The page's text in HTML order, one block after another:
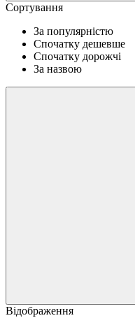
Сортування
За популярністю
Спочатку дешевше
Спочатку дорожчі
За назвою
Відображення